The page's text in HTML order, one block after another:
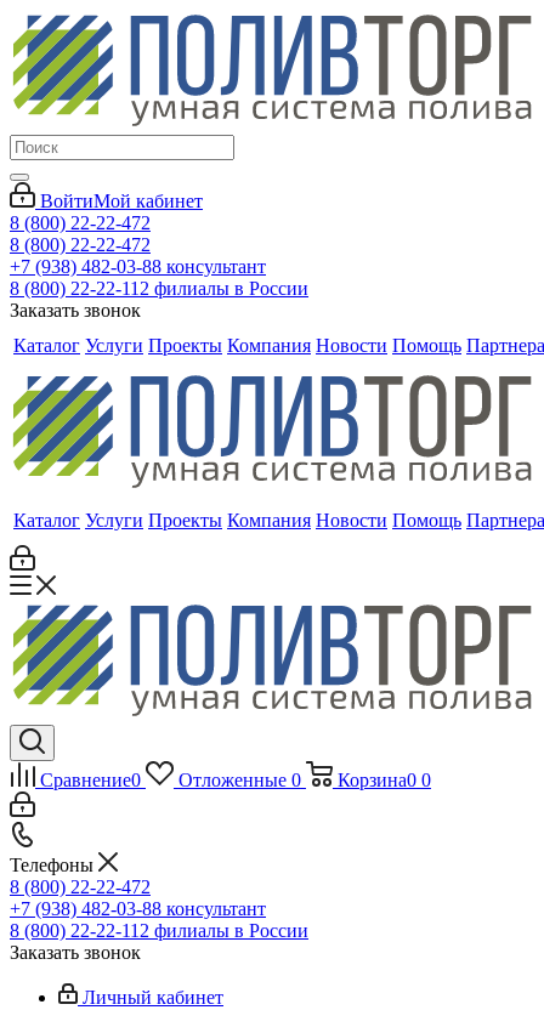
ВойтиМой кабинет
8 (800) 22-22-472
8 (800) 22-22-472
+7 (938) 482-03-88 консультант
8 (800) 22-22-112 филиалы в России
Заказать звонок
Каталог Услуги Проекты Компания Новости Помощь
Каталог Услуги Проекты Компания Новости Помощь
Сравнение0 Отложенные 0 Корзина0 0
Телефоны
8 (800) 22-22-472
+7 (938) 482-03-88 консультант
8 (800) 22-22-112 филиалы в России
Заказать звонок
Личный кабинет